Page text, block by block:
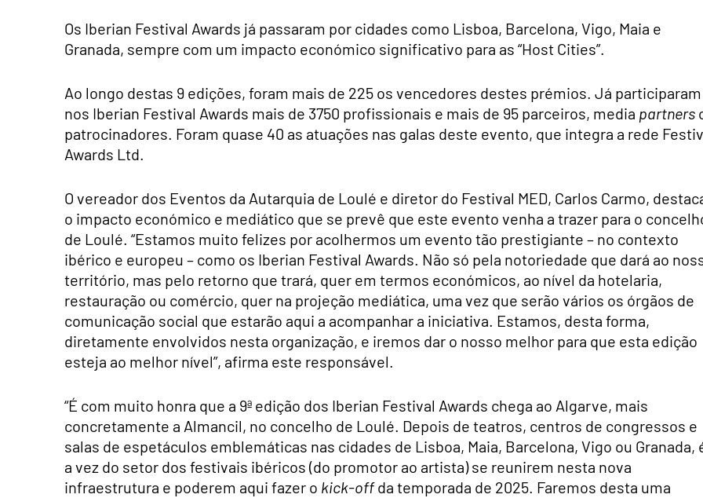
Os Iberian Festival Awards já passaram por cidades como Lisboa, Barcelona, Vigo, Maia e
Granada, sempre com um impacto económico significativo para as “Host Cities”.
Ao longo destas 9 edições, foram mais de 225 os vencedores destes prémios. Já participaram
nos Iberian Festival Awards mais de 3750 profissionais e mais de 95 parceiros, media partners
patrocinadores. Foram quase 40 as atuações nas galas deste evento, que integra a rede
Awards Ltd.
O vereador dos Eventos da Autarquia de Loulé e diretor do Festival MED, Carlos Carmo,
o impacto económico e mediático que se prevê que este evento venha a trazer para o
de Loulé. “Estamos muito felizes por acolhermos um evento tão prestigiante – no contexto
ibérico e europeu – como os Iberian Festival Awards. Não só pela notoriedade que dará ao
território, mas pelo retorno que trará, quer em termos económicos, ao nível da hotelaria,
restauração ou comércio, quer na projeção mediática, uma vez que serão vários os órgãos de
comunicação social que estarão aqui a acompanhar a iniciativa. Estamos, desta forma,
diretamente envolvidos nesta organização, e iremos dar o nosso melhor para que esta edição
esteja ao melhor nível”, afirma este responsável.
“É com muito honra que a 9ª edição dos Iberian Festival Awards chega ao Algarve, mais
concretamente a Almancil, no concelho de Loulé. Depois de teatros, centros de congressos e
salas de espetáculos emblemáticas nas cidades de Lisboa, Maia, Barcelona, Vigo ou Granada,
a vez do setor dos festivais ibéricos (do promotor ao artista) se reunirem nesta nova
infraestrutura e poderem aqui fazer o kick-offda temporada de 2025. Faremos desta uma